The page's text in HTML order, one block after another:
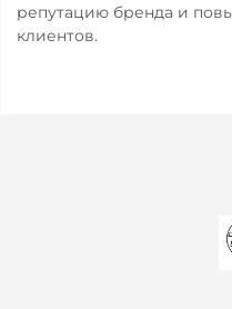
репутацию бренда и
клиентов.